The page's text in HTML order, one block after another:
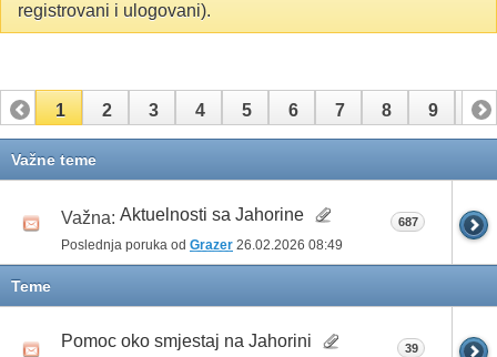
registrovani i ulogovani).
1 2 3 4 5 6 7 8 9 10
Važne teme
Važna: Aktuelnosti sa Jahorine
Poslednja poruka od Grazer 26.02.2026 08:49
687
Teme
Pomoc oko smjestaj na Jahorini 39